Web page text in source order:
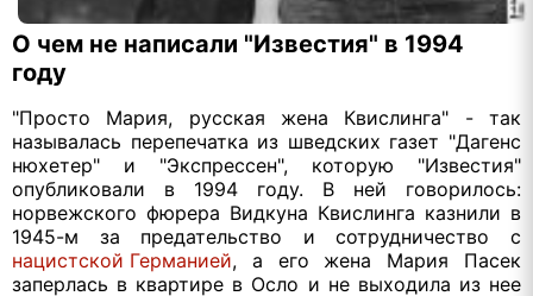
О чем не написали "Известия" в 1994
году
"Просто Мария, русская жена Квислинга" - так
называлась перепечатка из шведских газет "Дагенс
нюхетер" и "Экспрессен", которую "Известия"
опубликовали в 1994 году. В ней говорилось:
норвежского фюрера Видкуна Квислинга казнили в
1945-м за предательство и сотрудничество с
нацистской Германией, а его жена Мария Пасек
заперлась в квартире в Осло и не выходила из нее